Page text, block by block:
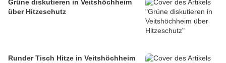
Grüne diskutieren in Veitshöchheim
über Hitzeschutz
Runder Tisch Hitze in Veitshöchheim